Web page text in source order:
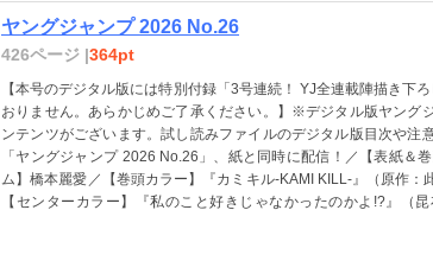
ヤングジャンプ 2026 No.26
426ページ |364pt
【本号のデジタル版には特別付録「3号連続！ YJ全連載陣描き下
おりません。あらかじめご了承ください。】※デジタル版ヤング
ンテンツがございます。試し読みファイルのデジタル版目次や注
「ヤングジャンプ 2026 No.26」、紙と同時に配信！／【表紙＆
ム】橋本麗愛／【巻頭カラー】『カミキル-KAMI KILL-』（原作
【センターカラー】『私のこと好きじゃなかったのかよ!?』（
は』（起田ねぐせ）／【三週連勤!!! ゲスト作家職業読切（4）】